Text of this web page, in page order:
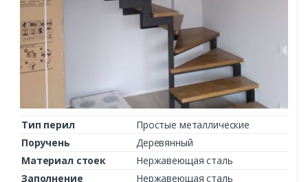
Тип перил
Простые металлические
Поручень
Деревянный
Материал стоек
Нержавеющая сталь
Заполнение
Нержавеющая сталь